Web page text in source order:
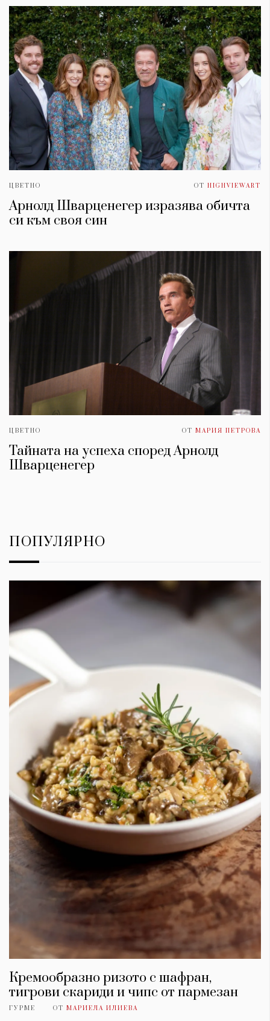
ЦВЕТНО ОТ HIGHVIEWART
Арнолд Шварценегер изразява обичта
си към своя син
ЦВЕТНО ОТ МАРИЯ ПЕТРОВА
Тайната на успеха според Арнолд
Шварценегер
ПОПУЛЯРНО
Кремообразно ризото с шафран,
тигрови скариди и чипс от пармезан
ГУРМЕ ОТ МАРИЕЛА ИЛИЕВА